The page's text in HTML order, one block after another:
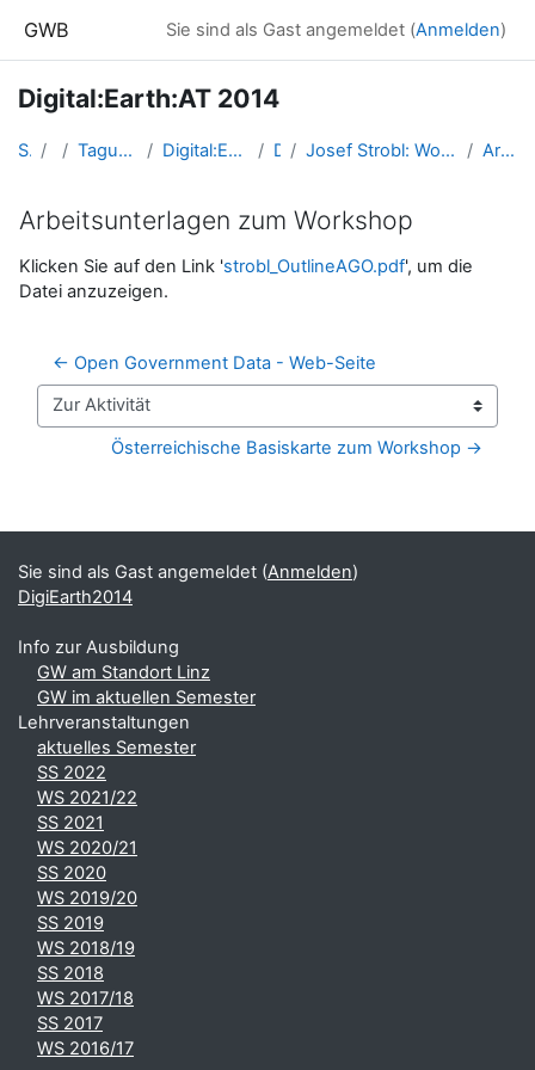
GWB Sie sind als Gast angemeldet (Anmelden)
Digital:Earth:AT 2014
Startseite Kurse Tagungen, Events und Arbeitsgemeinschaften GW Digital:Earth:AT - Fortbildungen zu Geomedien an der Uni/PH Salzburg DigiEarth2014 Josef Strobl: Workshop „Story Mapping – Virtuelle Exkursion“. Ein Fotoalbum mit einer interaktiven Karte entwickeln. Arbeitsunterlagen zum Workshop
Arbeitsunterlagen zum Workshop
Abschlussbedingungen
Klicken Sie auf den Link 'strobl_OutlineAGO.pdf', um die
Datei anzuzeigen.
← Open Government Data - Web-Seite
Zur Aktivität
Österreichische Basiskarte zum Workshop →
Ergänzungsblöcke
Sie sind als Gast angemeldet (Anmelden)
DigiEarth2014
Info zur Ausbildung
GW am Standort Linz
GW im aktuellen Semester
Lehrveranstaltungen
aktuelles Semester
SS 2022
WS 2021/22
SS 2021
WS 2020/21
SS 2020
WS 2019/20
SS 2019
WS 2018/19
SS 2018
WS 2017/18
SS 2017
WS 2016/17